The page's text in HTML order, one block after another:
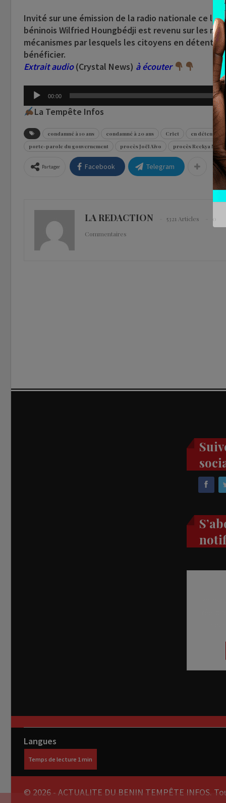
Invité sur une émission de la radio nationale ce
béninois Wilfried Houngbédji est revenu sur les
mécanismes par lesquels les citoyens en
bénéficier.
Extrait audio(Crystal News) à écouter
Lecteur
audio
00:00
La Tempête Infos
condamné à 10 ans condamné à 20 ans Criet en détention
porte-parole du gouvernement
procès Joël Aïvo procès Reckya
Partager Facebook Telegram
LA REDACTION 5321 Articles
0
Commentaires
Langues
© 2026 - ACTUALITE DU BENIN TEMPÊTE INFOS.